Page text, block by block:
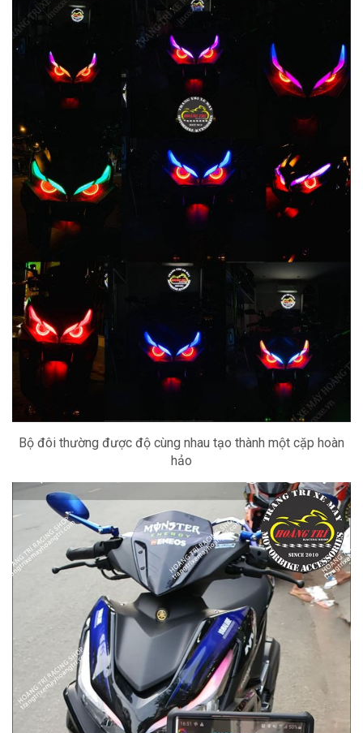
Bộ đôi thường được độ cùng nhau tạo thành một cặp hoàn
hảo